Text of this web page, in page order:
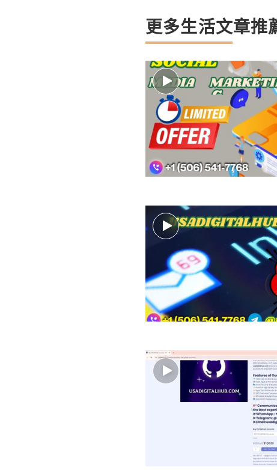
更多生活文章推